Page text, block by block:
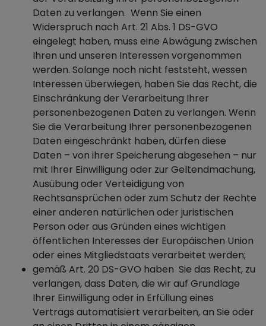
Daten zu verlangen. Wenn Sie einen
Widerspruch nach Art. 21 Abs. 1 DS-GVO
eingelegt haben, muss eine Abwägung zwischen
Ihren und unseren Interessen vorgenommen
werden. Solange noch nicht feststeht, wessen
Interessen überwiegen, haben Sie das Recht, die
Einschränkung der Verarbeitung Ihrer
personenbezogenen Daten zu verlangen. Wenn
Sie die Verarbeitung Ihrer personenbezogenen
Daten eingeschränkt haben, dürfen diese
Daten – von ihrer Speicherung abgesehen – nur
mit Ihrer Einwilligung oder zur Geltendmachung,
Ausübung oder Verteidigung von
Rechtsansprüchen oder zum Schutz der Rechte
einer anderen natürlichen oder juristischen
Person oder aus Gründen eines wichtigen
öffentlichen Interesses der Europäischen Union
oder eines Mitgliedstaats verarbeitet werden;
gemäß Art. 20 DS-GVO haben Sie das Recht, zu
verlangen, dass Daten, die wir auf Grundlage
Ihrer Einwilligung oder in Erfüllung eines
Vertrags automatisiert verarbeiten, an Sie oder